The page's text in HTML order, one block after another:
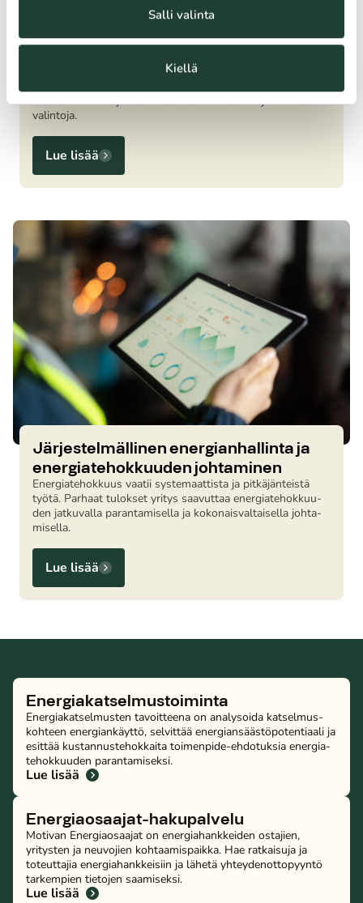
Salli valinta
Kiellä
Kestävät julkiset hankinnat ovat keskeinen keino ohjata yh­
lou­del­lis­ta, sosiaalista ja ym­pä­ris­töl­lis­tä hy­vin­voin­tia.
miljardilla eurolla vuodessa eli noin 13 % brut­to­kan­san­
mah­dol­li­suu­den ja velvoitteen tehdä kestäviä ja vaikuttavia
valintoja.
Lue lisää
Jär­jes­tel­mäl­li­nen ener­gian­hal­lin­ta ja
ener­gia­te­hok­kuu­den johtaminen
Ener­gia­te­hok­kuus vaatii sys­te­maat­tis­ta ja pit­kä­jän­teis­tä
työtä. Parhaat tulokset yritys saavuttaa ener­gia­te­hok­kuu­
den jatkuvalla pa­ran­ta­mi­sel­la ja ko­ko­nais­val­tai­sel­la joh­ta­
mi­sel­la.
Lue lisää
Energiakatselmustoiminta
Ener­gia­kat­sel­mus­ten tavoitteena on analysoida kat­sel­mus­
koh­teen ener­gian­käyt­tö, selvittää ener­gian­sääs­tö­po­ten­ti­aa­li ja
esittää kus­tan­nus­te­hok­kai­ta toimenpide-ehdotuksia ener­gia­
te­hok­kuu­den pa­ran­ta­mi­sek­si.
Lue lisää
Ener­giao­saa­jat-hakupalvelu
Motivan Energiaosaajat on energiahankkeiden ostajien,
yritysten ja neuvojien kohtaamispaikka. Hae ratkaisuja ja
toteuttajia ener­gia­hank­kei­siin ja lähetä yh­tey­den­ot­to­pyyn­tö
tarkempien tietojen saamiseksi.
Lue lisää